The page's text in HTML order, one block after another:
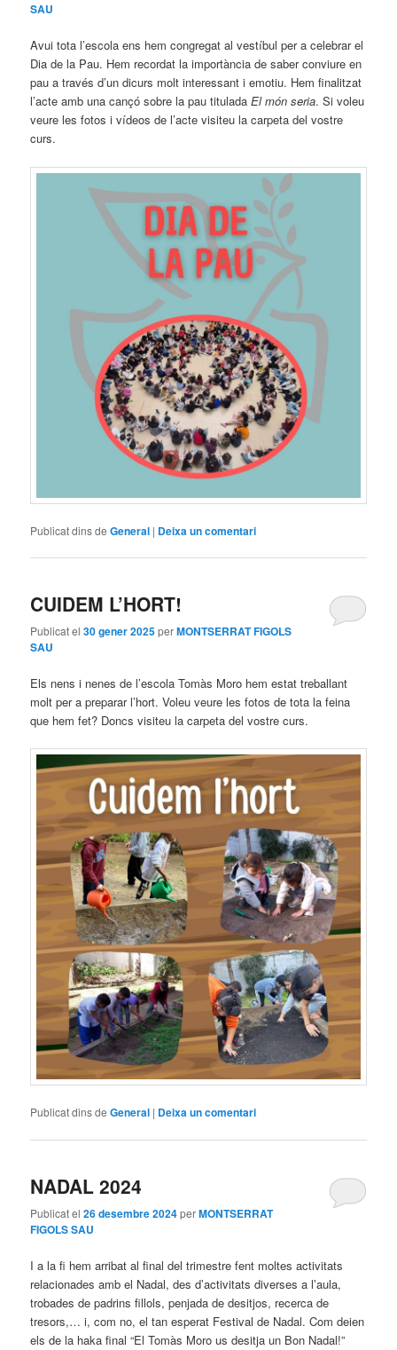
SAU
Avui tota l’escola ens hem congregat al vestíbul per a celebrar el
Dia de la Pau. Hem recordat la importància de saber conviure en
pau a través d’un dicurs molt interessant i emotiu. Hem finalitzat
l’acte amb una cançó sobre la pau tituladaEl món seria. Si voleu
veure les fotos i vídeos de l’acte visiteu la carpeta del vostre
curs.
Publicat dins de General | Deixa un comentari
CUIDEM L’HORT!
Publicat el30 gener 2025perMONTSERRAT FIGOLS
SAU
Els nens i nenes de l’escola Tomàs Moro hem estat treballant
molt per a preparar l’hort. Voleu veure les fotos de tota la feina
que hem fet? Doncs visiteu la carpeta del vostre curs.
Publicat dins de General | Deixa un comentari
NADAL 2024
Publicat el26 desembre 2024perMONTSERRAT
FIGOLS SAU
I a la fi hem arribat al final del trimestre fent moltes activitats
relacionades amb el Nadal, des d’activitats diverses a l’aula,
trobades de padrins fillols, penjada de desitjos, recerca de
tresors,… i, com no, el tan esperat Festival de Nadal. Com deien
els de la haka final “El Tomàs Moro us desitja un Bon Nadal!”